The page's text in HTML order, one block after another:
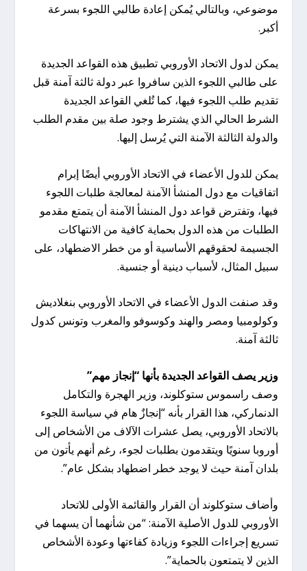
موضوعي، وبالتالي يُمكن إعادة طالبي اللجوء بسرعة
أكبر.
يمكن لدول الاتحاد الأوروبي تطبيق هذه القواعد الجديدة
على طالبي اللجوء الذين سافروا عبر دولة ثالثة آمنة قبل
تقديم طلب اللجوء فيها، كما تُلغي القواعد الجديدة
الشرط الحالي الذي يشترط وجود صلة بين مقدم الطلب
والدولة الثالثة الآمنة التي يُرسل إليها.
يمكن للدول الأعضاء في الاتحاد الأوروبي أيضًا إبرام
اتفاقيات مع دول المنشأ الآمنة لمعالجة طلبات اللجوء
فيها، وتفترض قواعد دول المنشأ الآمنة أن يتمتع مقدمو
الطلبات من هذه الدول بحماية كافية من الانتهاكات
الجسيمة لحقوقهم الأساسية أو من خطر الاضطهاد، على
سبيل المثال، لأسباب دينية أو جنسية.
وقد صنفت الدول الأعضاء في الاتحاد الأوروبي بنغلاديش
وكولومبيا ومصر والهند وكوسوفو والمغرب وتونس كدول
ثالثة آمنة.
وزير يصف القواعد الجديدة بأنها “إنجاز مهم”
وصف راسموس ستوكلوند، وزير الهجرة والتكامل
الدنماركي، هذا القرار بأنه “إنجازٌ هام في سياسة اللجوء
بالاتحاد الأوروبي، يصل عشرات الآلاف من الأشخاص إلى
أوروبا سنويًا ويتقدمون بطلبات لجوء، رغم أنهم يأتون من
بلدان آمنة حيث لا يوجد خطر اضطهاد بشكل عام”.
وأضاف ستوكلوند أن القرار والقائمة الأولى للاتحاد
الأوروبي للدول الأصلية الآمنة: “من شأنهما أن يسهما في
تسريع إجراءات اللجوء وزيادة كفاءتها وعودة الأشخاص
الذين لا يتمتعون بالحماية”.